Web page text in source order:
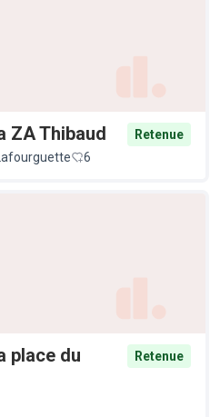
ZA Thibaud
Retenue
6
place du
Retenue